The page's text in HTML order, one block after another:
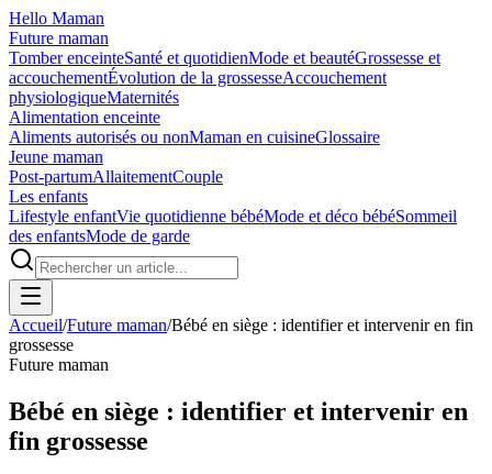
Hello Maman
Future maman
Tomber enceinteSanté et quotidienMode et beautéGrossesse et
accouchementÉvolution de la grossesseAccouchement
physiologiqueMaternités
Alimentation enceinte
Aliments autorisés ou nonMaman en cuisineGlossaire
Jeune maman
Post-partumAllaitementCouple
Les enfants
Lifestyle enfantVie quotidienne bébéMode et déco bébéSommeil
des enfantsMode de garde
Accueil/Future maman/Bébé en siège : identifier et intervenir en fin
grossesse
Future maman
Bébé en siège : identifier et intervenir en
fin grossesse